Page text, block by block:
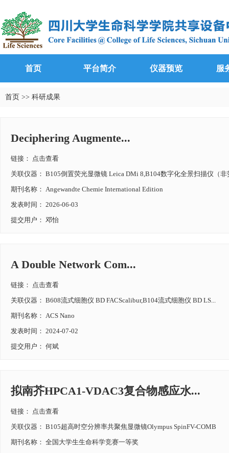
首页 平台简介 仪器预览 服
首页 >> 科研成果
Deciphering Augmente...
链接： 点击查看
关联仪器： B105倒置荧光显微镜 Leica DMi 8,B104数字化全景扫描仪（非
期刊名称： Angewandte Chemie International Edition
发表时间： 2026-06-03
提交用户： 邓怡
A Double Network Com...
链接： 点击查看
关联仪器： B608流式细胞仪 BD FACScalibur,B104流式细胞仪 BD LS...
期刊名称： ACS Nano
发表时间： 2024-07-02
提交用户： 何斌
拟南芥HPCA1-VDAC3复合物感应水...
链接： 点击查看
关联仪器： B105超高时空分辨率共聚焦显微镜Olympus SpinFV-COMB
期刊名称： 全国大学生生命科学竞赛一等奖